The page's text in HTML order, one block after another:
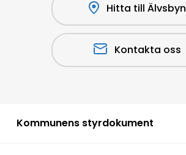
Hitta till Älvsbyn
Kontakta oss
Kommunens styrdokument